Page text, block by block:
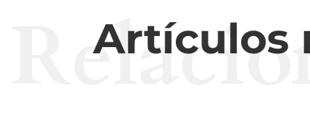
Artículos